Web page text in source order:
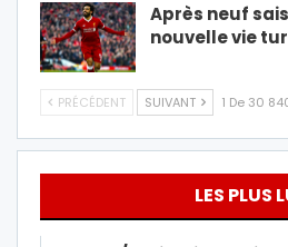
Après neuf
nouvelle vie
PRÉCÉDENT SUIVANT 1 De 30
LES PLUS